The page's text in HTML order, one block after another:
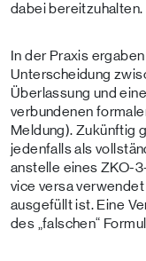
dabei bereitzuhalten.
In der Praxis
Unterscheidung
Überlassung und
verbundenen
Meldung). Zukünftig
jedenfalls als
anstelle eines ZKO-
vice versa
ausgefüllt ist. Eine
des „falschen“